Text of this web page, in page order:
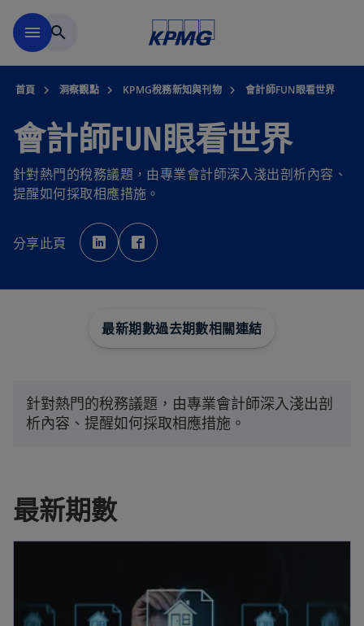
menu search
首頁 洞察觀點 KPMG稅務新知與刊物 會計師FUN眼看世界
會計師FUN眼看世界
針對熱門的稅務議題，由專業會計師深入淺出剖析內容、
提醒如何採取相應措施。
分享此頁
在
新
標
籤
新
標
最新期數過去期數相關連結
針對熱門的稅務議題，由專業會計師深入淺出剖
析內容、提醒如何採取相應措施。
最新期數
在新標籤中開啟